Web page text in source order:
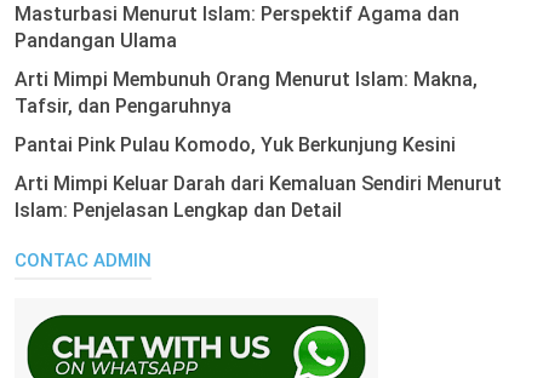
Masturbasi Menurut Islam: Perspektif Agama dan
Pandangan Ulama
Arti Mimpi Membunuh Orang Menurut Islam: Makna,
Tafsir, dan Pengaruhnya
Pantai Pink Pulau Komodo, Yuk Berkunjung Kesini
Arti Mimpi Keluar Darah dari Kemaluan Sendiri Menurut
Islam: Penjelasan Lengkap dan Detail
CONTAC ADMIN